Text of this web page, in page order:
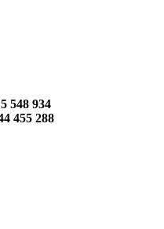
548 934
455 288